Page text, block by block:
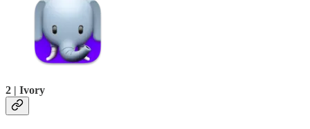
2 | Ivory